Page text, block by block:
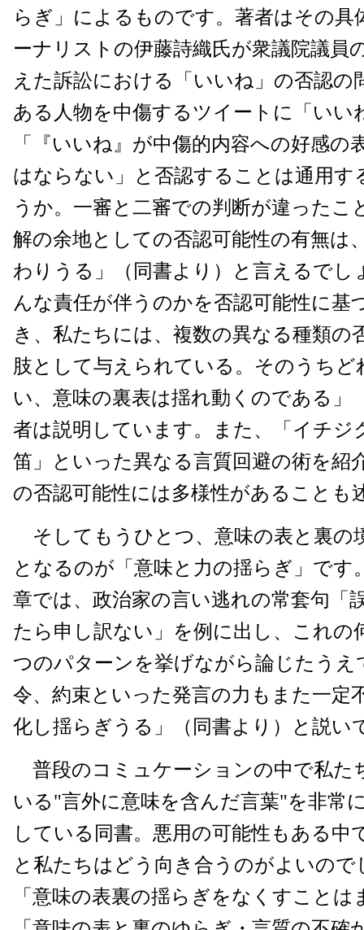
らぎ」によるものです。著者はその具
ーナリストの伊藤詩織氏が衆議院議員
えた訴訟における「いいね」の否認の
ある人物を中傷するツイートに「いい
「『いいね』が中傷的内容への好感の
はならない」と否認することは通用す
うか。一審と二審での判断が違ったこ
解の余地としての否認可能性の有無は
わりうる」（同書より）と言えるでし
んな責任が伴うのかを否認可能性に基
き、私たちには、複数の異なる種類の
肢として与えられている。そのうちど
い、意味の裏表は揺れ動くのである」
者は説明しています。また、「イチジ
笛」といった異なる言質回避の術を紹
の否認可能性には多様性があることも
そしてもうひとつ、意味の表と裏の
となるのが「意味と力の揺らぎ」です
章では、政治家の言い逃れの常套句「
たら申し訳ない」を例に出し、これの
つのパターンを挙げながら論じたうえ
令、約束といった発言の力もまた一定
化し揺らぎうる」（同書より）と説い
普段のコミュケーションの中で私た
いる"言外に意味を含んだ言葉"を非常
している同書。悪用の可能性もある中
と私たちはどう向き合うのがよいので
「意味の表裏の揺らぎをなくすことは